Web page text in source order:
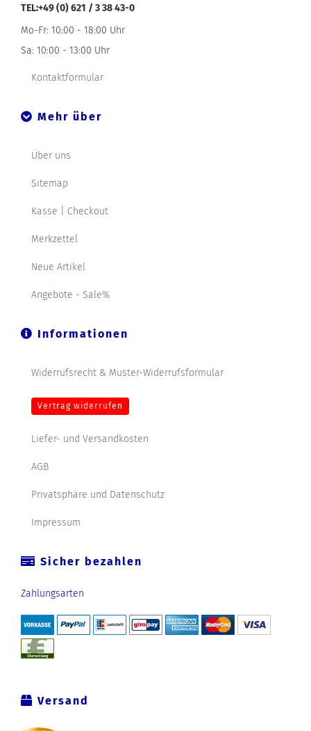
TEL:+49 (0) 621 / 3 38 43-0
Mo-Fr: 10:00 - 18:00 Uhr
Sa: 10:00 - 13:00 Uhr
Kontaktformular
Mehr über
Über uns
Sitemap
Kasse | Checkout
Merkzettel
Neue Artikel
Angebote - Sale%
Informationen
Widerrufsrecht & Muster-Widerrufsformular
Vertrag widerrufen
Liefer- und Versandkosten
AGB
Privatsphäre und Datenschutz
Impressum
Sicher bezahlen
Zahlungsarten
Versand